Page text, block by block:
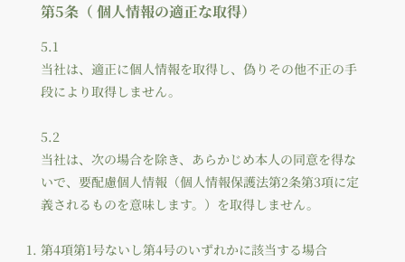
第5条（ 個人情報の適正な取得）
5.1
当社は、適正に個人情報を取得し、偽りその他不正の手
段により取得しません。
5.2
当社は、次の場合を除き、あらかじめ本人の同意を得な
いで、要配慮個人情報（個人情報保護法第2条第3項に定
義されるものを意味します。）を取得しません。
第4項第1号ないし第4号のいずれかに該当する場合